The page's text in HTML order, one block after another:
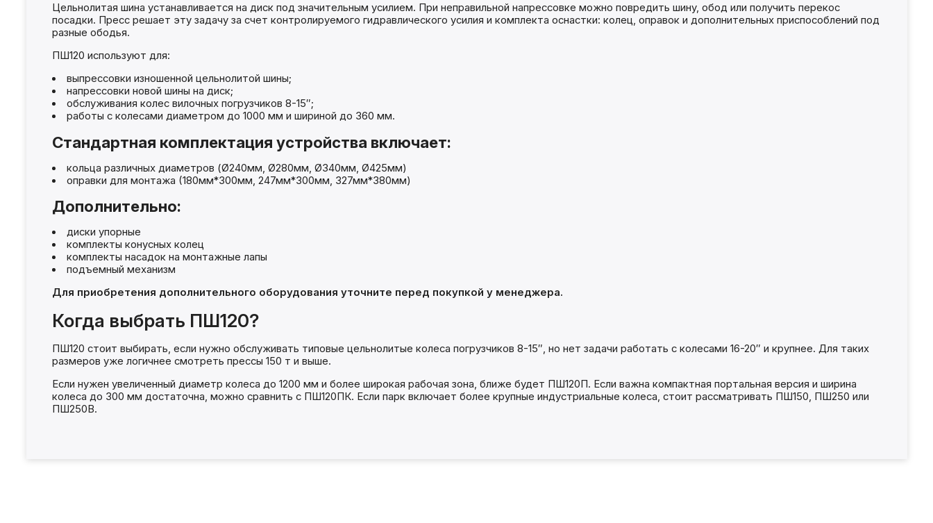
Цельнолитая шина устанавливается на диск под значительным усилием. При неправильной напрессовке можно повредить шину, обод или получить перекос
посадки. Пресс решает эту задачу за счет контролируемого гидравлического усилия и комплекта оснастки: колец, оправок и дополнительных приспособлений под
разные ободья.
ПШ120 используют для:
выпрессовки изношенной цельнолитой шины;
напрессовки новой шины на диск;
обслуживания колес вилочных погрузчиков 8-15″;
работы с колесами диаметром до 1000 мм и шириной до 360 мм.
Стандартная комплектация устройства включает:
кольца различных диаметров (Ø240мм, Ø280мм, Ø340мм, Ø425мм)
оправки для монтажа (180мм*300мм, 247мм*300мм, 327мм*380мм)
Дополнительно:
диски упорные
комплекты конусных колец
комплекты насадок на монтажные лапы
подъемный механизм
Для приобретения дополнительного оборудования уточните перед покупкой у менеджера.
Когда выбрать ПШ120?
ПШ120 стоит выбирать, если нужно обслуживать типовые цельнолитые колеса погрузчиков 8-15″, но нет задачи работать с колесами 16-20″ и крупнее. Для таких
размеров уже логичнее смотреть прессы 150 т и выше.
Если нужен увеличенный диаметр колеса до 1200 мм и более широкая рабочая зона, ближе будет ПШ120П. Если важна компактная портальная версия и ширина
колеса до 300 мм достаточна, можно сравнить с ПШ120ПК. Если парк включает более крупные индустриальные колеса, стоит рассматривать ПШ150, ПШ250 или
ПШ250В.